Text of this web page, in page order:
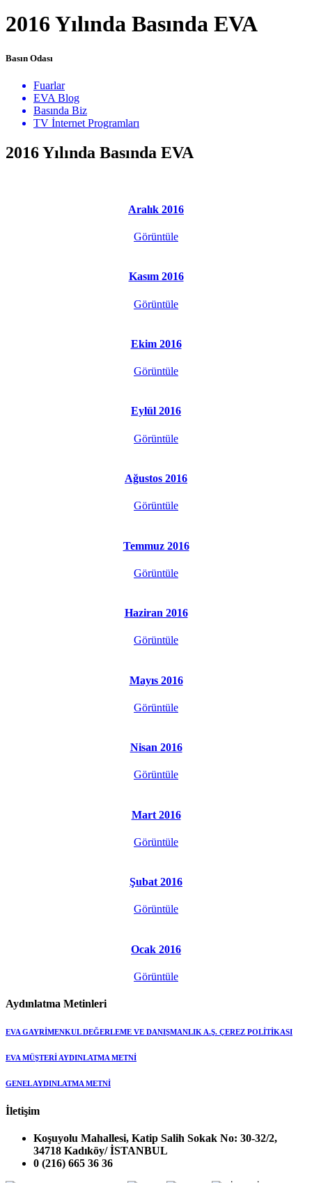
2016 Yılında Basında EVA
Basın Odası
Fuarlar
EVA Blog
Basında Biz
TV İnternet Programları
2016 Yılında Basında EVA
Aralık 2016
Görüntüle
Kasım 2016
Görüntüle
Ekim 2016
Görüntüle
Eylül 2016
Görüntüle
Ağustos 2016
Görüntüle
Temmuz 2016
Görüntüle
Haziran 2016
Görüntüle
Mayıs 2016
Görüntüle
Nisan 2016
Görüntüle
Mart 2016
Görüntüle
Şubat 2016
Görüntüle
Ocak 2016
Görüntüle
Aydınlatma Metinleri
EVA GAYRİMENKUL DEĞERLEME VE DANIŞMANLIK A.Ş. ÇEREZ POLİTİKASI
EVA MÜŞTERİ AYDINLATMA METNİ
GENEL AYDINLATMA METNİ
İletişim
Koşuyolu Mahallesi, Katip Salih Sokak No: 30-32/2,
34718 Kadıköy/ İSTANBUL
0 (216) 665 36 36